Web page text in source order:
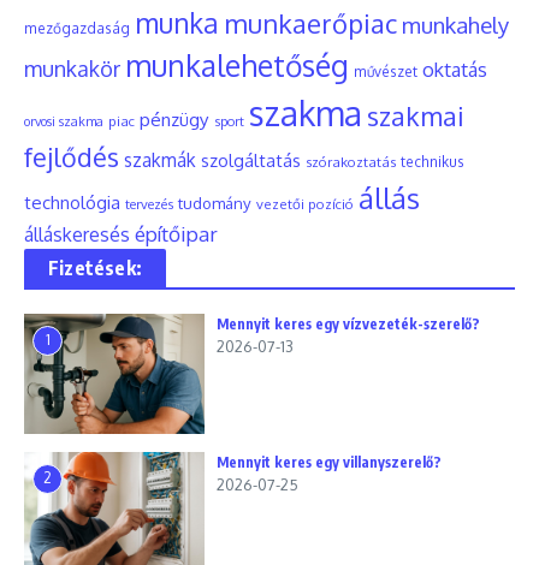
mezőgazdaság munka munkaerőpiac munkahely
munkakör munkalehetőség művészet oktatás
orvosi szakma piac pénzügy sport szakma szakmai
fejlődés szakmák szolgáltatás szórakoztatás technikus
technológia tervezés tudomány vezetői pozíció állás
álláskeresés építőipar
Fizetések:
1
Mennyit keres egy vízvezeték-szerelő?
2026-07-13
2
Mennyit keres egy villanyszerelő?
2026-07-25